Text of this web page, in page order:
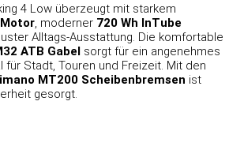
4 Low überzeugt mit starkem
, moderner 720 Wh InTube
Alltags-Ausstattung. Die komfortable
ATB Gabel sorgt für ein angenehmes
für Stadt, Touren und Freizeit. Mit den
MT200 Scheibenbremsen ist
gesorgt.